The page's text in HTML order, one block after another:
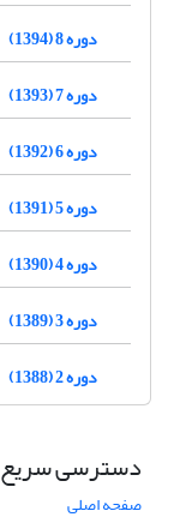
دوره 8 (1394)
دوره 7 (1393)
دوره 6 (1392)
دوره 5 (1391)
دوره 4 (1390)
دوره 3 (1389)
دوره 2 (1388)
دسترسی سریع
صفحه اصلی